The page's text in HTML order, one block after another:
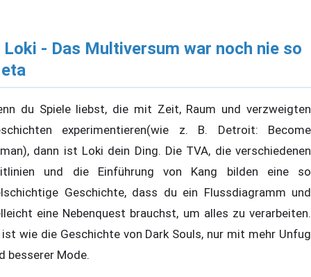
Loki - Das Multiversum war noch nie so
du Spiele liebst, die mit Zeit, Raum und verzweigten
experimentieren(wie z. B. Detroit: Become
dann ist Loki dein Ding. Die TVA, die verschiedenen
und die Einführung von Kang bilden eine so
Geschichte, dass du ein Flussdiagramm und
eine Nebenquest brauchst, um alles zu verarbeiten.
ist wie die Geschichte von Dark Souls, nur mit mehr Unfug
besserer Mode.